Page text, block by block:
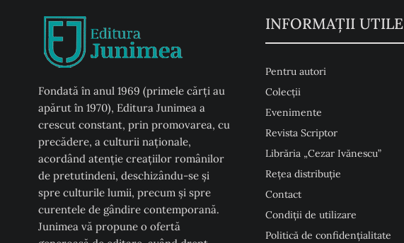
Fondată în anul 1969 (primele cărți au
apărut în 1970), Editura Junimea a
crescut constant, prin promovarea, cu
precădere, a culturii naţionale,
acordând atenţie creaţiilor românilor
de pretutindeni, deschizându-se şi
spre culturile lumii, precum şi spre
curentele de gândire contemporană.
Junimea vă propune o ofertă
INFORMAŢII UTILE
Pentru autori
Colecţii
Evenimente
Revista Scriptor
Librăria „Cezar Ivănescu”
Rețea distribuție
Contact
Condiţii de utilizare
Politică de confidențialitate